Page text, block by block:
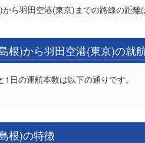
ら羽田空港(東京)までの路線の距離
根)から羽田空港(東京)の就
日の運航本数は以下の通りです。
根)の特徴